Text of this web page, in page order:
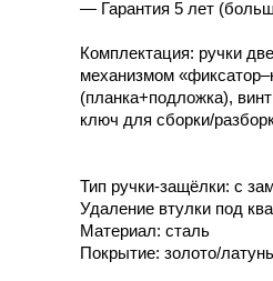
— Гарантия 5 лет
Комплектация: ручки
механизмом
(планка+подложка),
ключ для сборки/
Тип ручки-защёлки: с
Удаление втулки под
Материал: сталь
Покрытие: золото/латунь